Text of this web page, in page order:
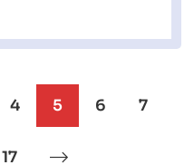
4 5 6 7
17